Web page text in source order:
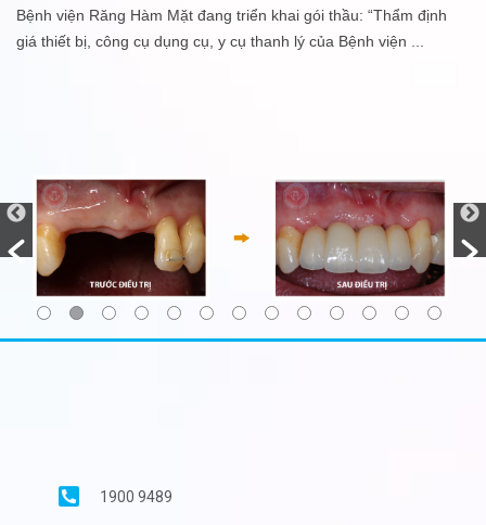
Bệnh viện Răng Hàm Mặt đang triển khai gói thầu: “Thẩm định
giá thiết bị, công cụ dụng cụ, y cụ thanh lý của Bệnh viện
1900 9489